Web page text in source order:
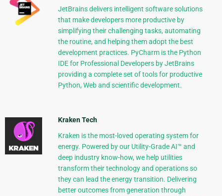
JetBrains delivers intelligent software solutions
that make developers more productive by
simplifying their challenging tasks, automating
the routine, and helping them adopt the best
development practices. PyCharm is the Python
IDE for Professional Developers by JetBrains
providing a complete set of tools for productive
Python, Web and scientific development.
Kraken Tech
Kraken is the most-loved operating system for
energy. Powered by our Utility-Grade AI™ and
deep industry know-how, we help utilities
transform their technology and operations so
they can lead the energy transition. Delivering
better outcomes from generation through